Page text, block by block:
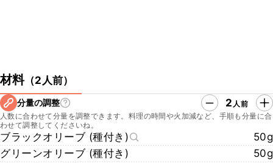
材料（2人前）
分量の調整 2 人前
人数に合わせて分量を調整できます。料理の時間や火加減など、手順も分量に合
わせて調整してくださいね。
ブラックオリーブ (種付き)
50g
グリーンオリーブ (種付き)
50g